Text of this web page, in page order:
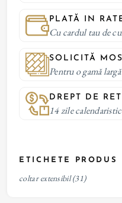
PLATĂ IN
Cu cardul tau de
SOLICITĂ
Pentru o gamă
DREPT DE
14 zile
ETICHETE PRODUS
coltar extensibil (31)